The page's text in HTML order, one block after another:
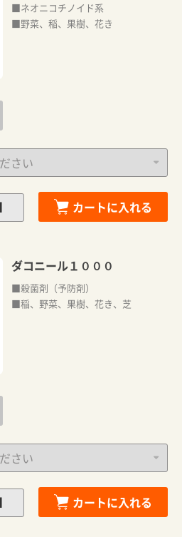
■ネオニコチノイド系
■野菜、稲、果樹、花き
カートに入れる
ダコニール１０００
■殺菌剤（予防剤）
■稲、野菜、果樹、花き、芝
カートに入れる